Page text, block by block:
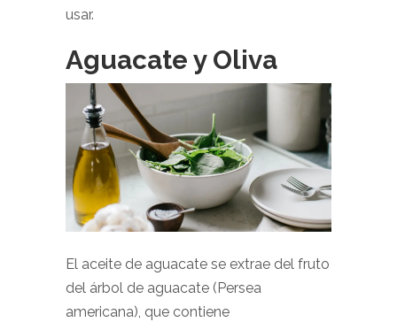
usar.
Aguacate y Oliva
El aceite de aguacate se extrae del fruto
del árbol de aguacate (Persea
americana), que contiene